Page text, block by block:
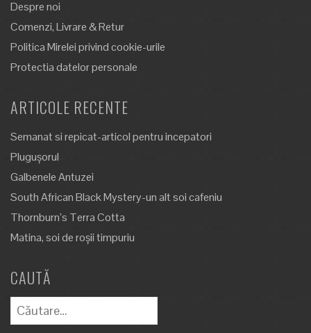
Despre noi
Comenzi, Livrare & Retur
Politica Mirelei privind cookie-urile
Protectia datelor personale
ARTICOLE RECENTE
Semanat si repicat-articol pentru incepatori
Plugușorul
Galbenele Antuzei
South African Black Mystery-un alt soi cafeniu
Thornburn’s Terra Cotta
Matina, soi de roșii timpuriu
CAUTĂ
Caută
după: